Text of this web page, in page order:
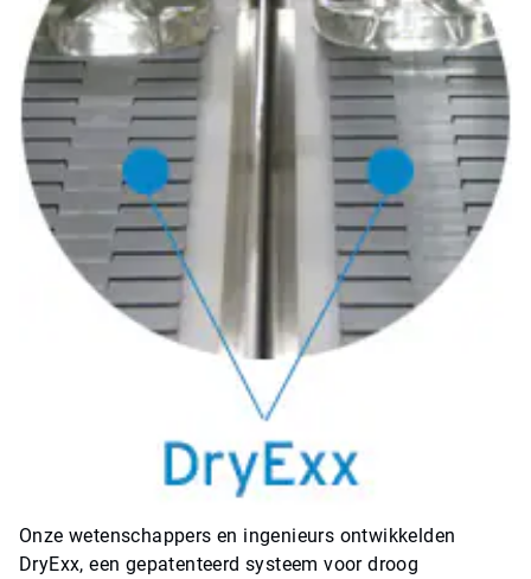
Onze wetenschappers en ingenieurs ontwikkelden
DryExx, een gepatenteerd systeem voor droog